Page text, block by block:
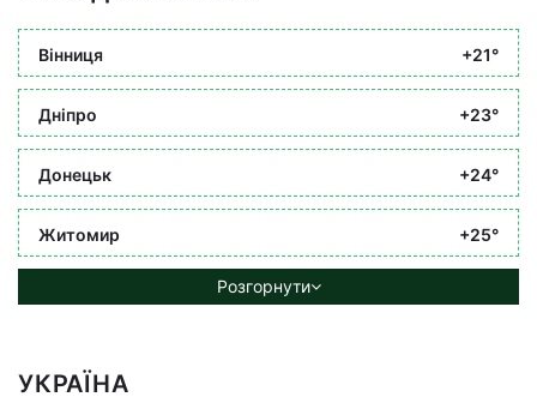
Вінниця +21°
Дніпро +23°
Донецьк +24°
Житомир +25°
Розгорнути
УКРАЇНА